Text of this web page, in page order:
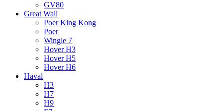
GV80
Great Wall
Poer King Kong
Poer
Wingle 7
Hover H3
Hover H5
Hover H6
Haval
H3
H7
H9